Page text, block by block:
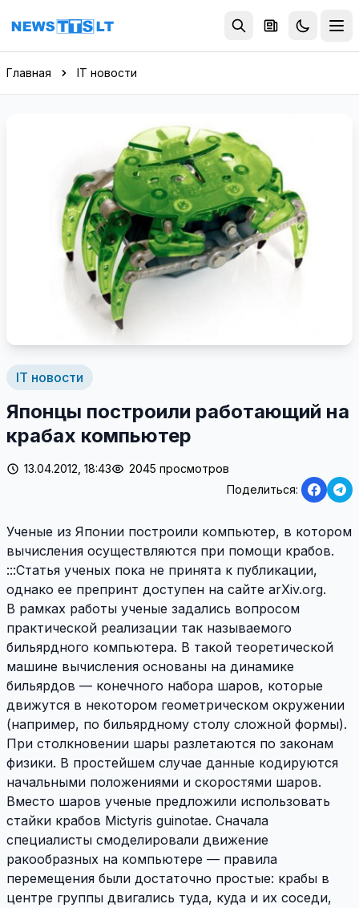
Перейти к содержимому
Главная IT новости
IT новости
Японцы построили работающий на
крабах компьютер
13.04.2012, 18:43
2045 просмотров
Поделиться:
Ученые из Японии построили компьютер, в котором
вычисления осуществляются при помощи крабов.
:::Статья ученых пока не принята к публикации,
однако ее препринт доступен на сайте arXiv.org.
В рамках работы ученые задались вопросом
практической реализации так называемого
бильярдного компьютера. В такой теоретической
машине вычисления основаны на динамике
бильярдов — конечного набора шаров, которые
движутся в некотором геометрическом окружении
(например, по бильярдному столу сложной формы).
При столкновении шары разлетаются по законам
физики. В простейшем случае данные кодируются
начальными положениями и скоростями шаров.
Вместо шаров ученые предложили использовать
стайки крабов Mictyris guinotae. Сначала
специалисты смоделировали движение
ракообразных на компьютере — правила
перемещения были достаточно простые: крабы в
центре группы двигались туда, куда и их соседи,